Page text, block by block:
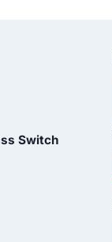
Switch